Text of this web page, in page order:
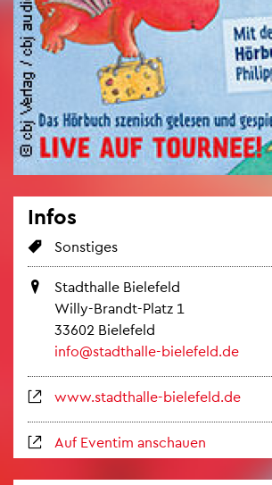
Infos
Sons­ti­ges
Stadt­hal­le Bie­le­feld
Willy-Brandt-Platz 1
33602 Bie­le­feld
info@​stadthalle-​bielefeld.​de
www.​stadthalle-​bielefeld.​de
Auf Even­tim an­schau­en